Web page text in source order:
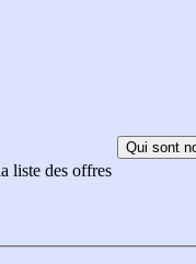
liste des offres
Qui sont